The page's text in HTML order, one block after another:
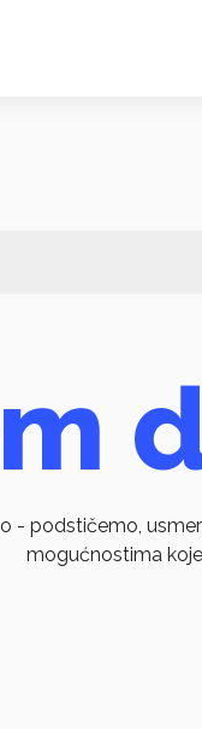
- podstičemo,
mogućnostima